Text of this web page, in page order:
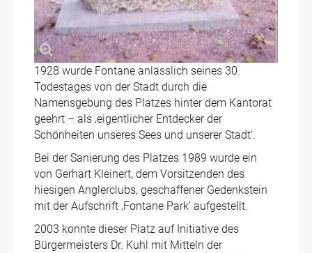
1928 wurde Fontane anlässlich seines 30.
Todestages von der Stadt durch die
Namensgebung des Platzes hinter dem Kantorat
geehrt – als ‚eigentlicher Entdecker der
Schönheiten unseres Sees und unserer Stadt’.
Bei der Sanierung des Platzes 1989 wurde ein
von Gerhart Kleinert, dem Vorsitzenden des
hiesigen Anglerclubs, geschaffener Gedenkstein
mit der Aufschrift ‚Fontane Park’ aufgestellt.
2003 konnte dieser Platz auf Initiative des
Bürgermeisters Dr. Kuhl mit Mitteln der